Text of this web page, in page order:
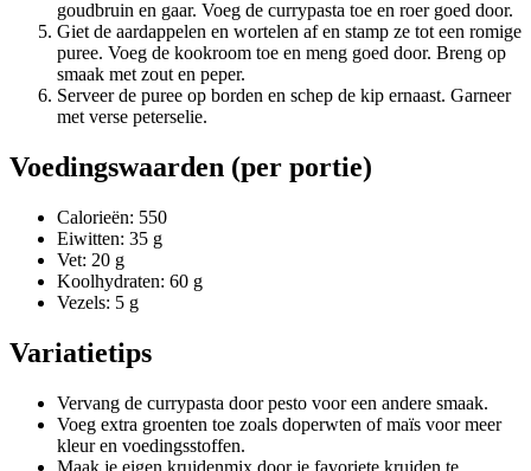
goudbruin en gaar. Voeg de currypasta toe en roer goed door.
Giet de aardappelen en wortelen af en stamp ze tot een romige
puree. Voeg de kookroom toe en meng goed door. Breng op
smaak met zout en peper.
Serveer de puree op borden en schep de kip ernaast. Garneer
met verse peterselie.
Voedingswaarden (per portie)
Calorieën: 550
Eiwitten: 35 g
Vet: 20 g
Koolhydraten: 60 g
Vezels: 5 g
Variatietips
Vervang de currypasta door pesto voor een andere smaak.
Voeg extra groenten toe zoals doperwten of maïs voor meer
kleur en voedingsstoffen.
Maak je eigen kruidenmix door je favoriete kruiden te